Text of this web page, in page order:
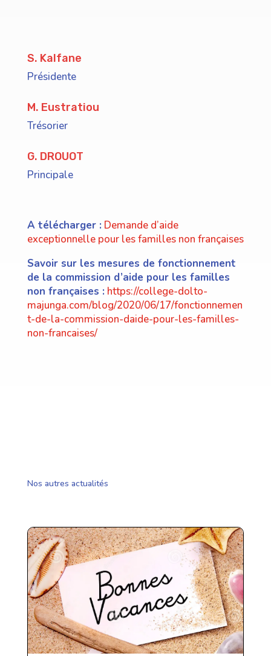
S. Kalfane
Présidente
M. Eustratiou
Trésorier
G. DROUOT
Principale
A télécharger : Demande d’aide
exceptionnelle pour les familles non françaises
Savoir sur les mesures de fonctionnement
de la commission d’aide pour les familles
non françaises : https://college-dolto-
majunga.com/blog/2020/06/17/fonctionnemen
t-de-la-commission-daide-pour-les-familles-
non-francaises/
Nos autres actualités